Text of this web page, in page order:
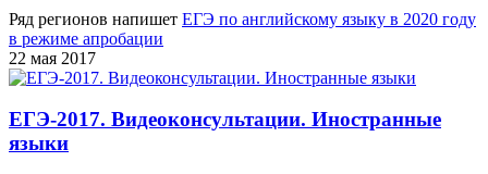
Ряд регионов напишет ЕГЭ по английскому языку в 2020 году
в режиме апробации
22 мая 2017
ЕГЭ-2017. Видеоконсультации. Иностранные
языки